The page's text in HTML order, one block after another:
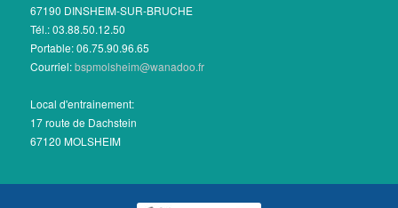
67190 DINSHEIM-SUR-BRUCHE
Tél.: 03.88.50.12.50
Portable: 06.75.90.96.65
Courriel:bspmolsheim@wanadoo.fr
Local d'entrainement:
17 route de Dachstein
67120 MOLSHEIM